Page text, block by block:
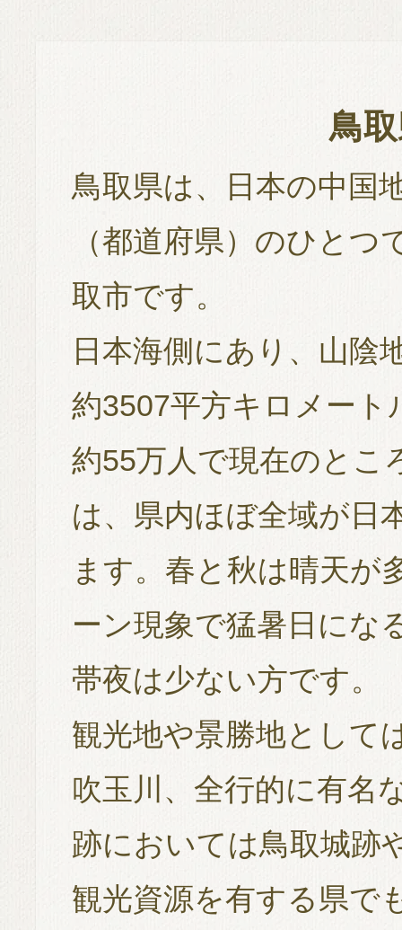
鳥
鳥取県は、日本の中国
（都道府県）のひと
取市です。
日本海側にあり、山陰
約3507平方キロメート
約55万人で現在のとこ
は、県内ほぼ全域が日
ます。春と秋は晴天が
ーン現象で猛暑日にな
帯夜は少ない方です。
観光地や景勝地として
吹玉川、全行的に有名
跡においては鳥取城跡
観光資源を有する県で